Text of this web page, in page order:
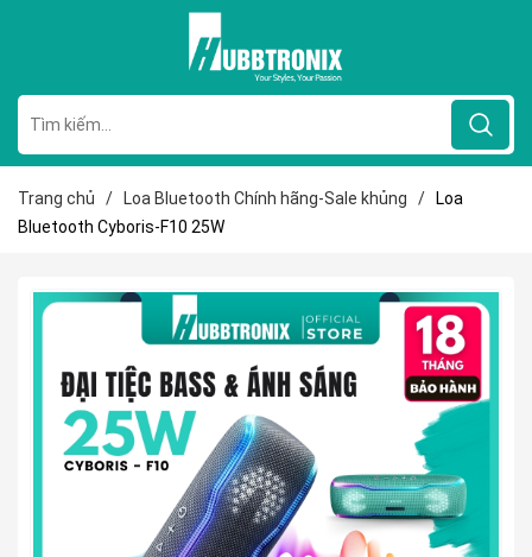
Trang chủ / Loa Bluetooth Chính hãng-Sale khủng /
Loa
Bluetooth Cyboris-F10 25W